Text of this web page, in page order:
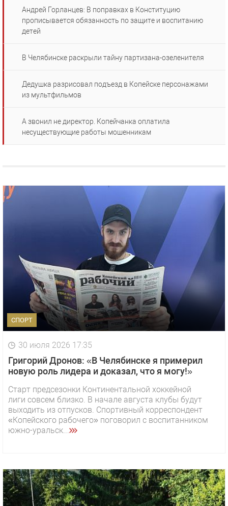
Андрей Горланцев: В поправках в Конституцию
прописывается обязанность по защите и воспитанию
детей
В Челябинске раскрыли тайну партизана-озеленителя
Дедушка разрисовал подъезд в Копейске персонажами
из мультфильмов
А звонил не директор. Копейчанка оплатила
несуществующие работы мошенникам
СПОРТ
30 июля 2026 17:35
Григорий Дронов: «В Челябинске я примерил
новую роль лидера и доказал, что я могу!»
Старт предсезонки Континентальной хоккейной
лиги совсем близко. В начале августа клубы будут
выходить из отпусков. Спортивный корреспондент
«Копейского рабочего» поговорил с воспитанником
южно-уральск...